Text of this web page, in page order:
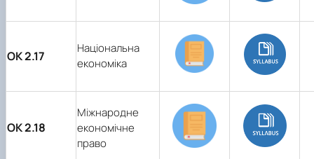
ОК 2.17
Національна
економіка
ОК 2.18
Міжнародне
економічне
право